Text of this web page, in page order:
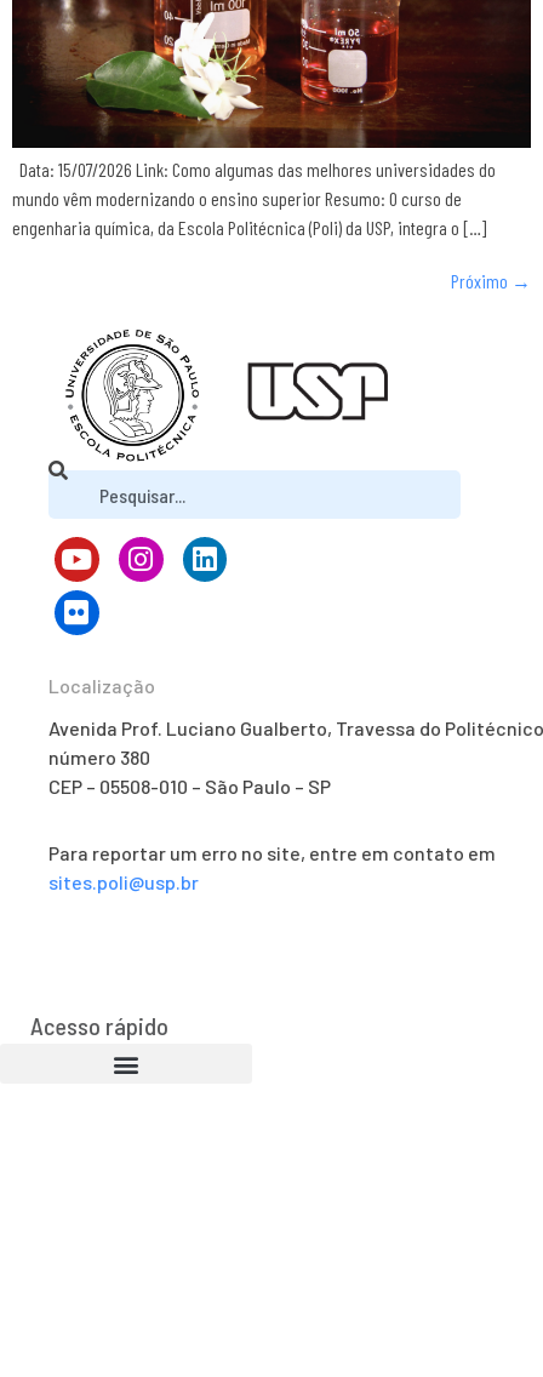
Data: 15/07/2026 Link: Como algumas das melhores universidades do
mundo vêm modernizando o ensino superior Resumo: O curso de
engenharia química, da Escola Politécnica (Poli) da USP, integra o […]
Próximo →
Localização
Avenida Prof. Luciano Gualberto, Travessa do
número 380
CEP – 05508-010 – São Paulo – SP
Para reportar um erro no site, entre em contato em
sites.poli@usp.br
Acesso rápido